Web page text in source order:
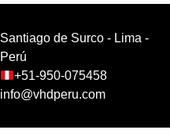
Santiago de Surco - Lima -
Perú
+51-950-075458
info@vhdperu.com